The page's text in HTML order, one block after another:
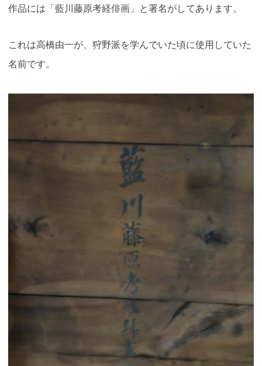
作品には「藍川藤原考経俳画」と署名がしてあります。
これは高橋由一が、狩野派を学んでいた頃に使用していた
名前です。